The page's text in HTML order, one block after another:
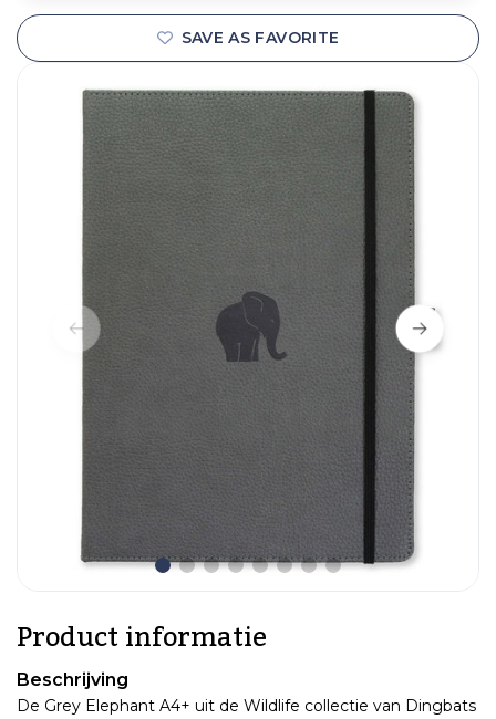
SAVE AS FAVORITE
Product informatie
Beschrijving
De Grey Elephant A4+ uit de Wildlife collectie van Dingbats